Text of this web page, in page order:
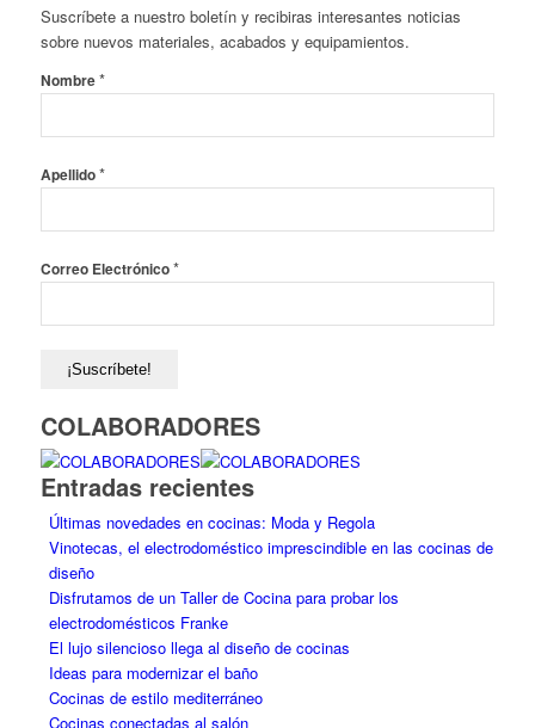
Suscríbete a nuestro boletín y recibiras interesantes noticias
sobre nuevos materiales, acabados y equipamientos.
Nombre*
Apellido*
Correo Electrónico*
COLABORADORES
Entradas recientes
Últimas novedades en cocinas: Moda y Regola
Vinotecas, el electrodoméstico imprescindible en las cocinas de
diseño
Disfrutamos de un Taller de Cocina para probar los
electrodomésticos Franke
El lujo silencioso llega al diseño de cocinas
Ideas para modernizar el baño
Cocinas de estilo mediterráneo
Cocinas conectadas al salón